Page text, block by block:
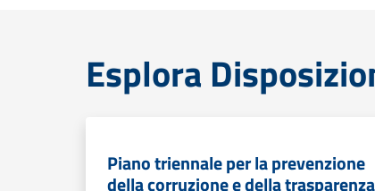
Esplora
Piano triennale per la prevenzione
della corruzione e della trasparenza